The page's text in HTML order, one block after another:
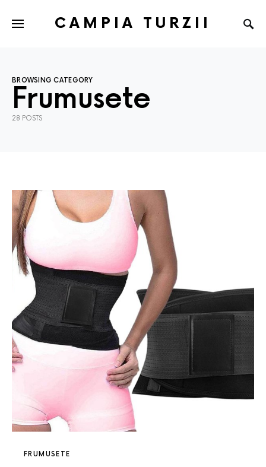
CAMPIA TURZII
BROWSING CATEGORY
Frumusete
28 POSTS
FRUMUSETE